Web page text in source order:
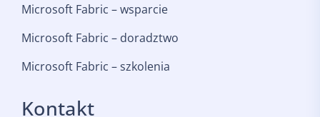
Microsoft Fabric – wsparcie
Microsoft Fabric – doradztwo
Microsoft Fabric – szkolenia
Kontakt